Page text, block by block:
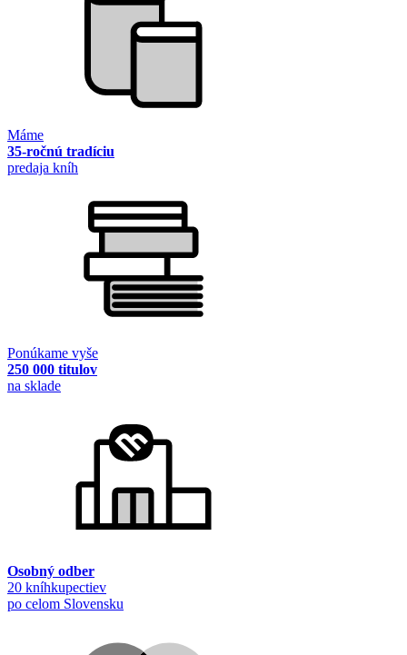
Máme
35-ročnú tradíciu
predaja kníh
Ponúkame vyše
250 000 titulov
na sklade
Osobný odber
20 kníhkupectiev
po celom Slovensku